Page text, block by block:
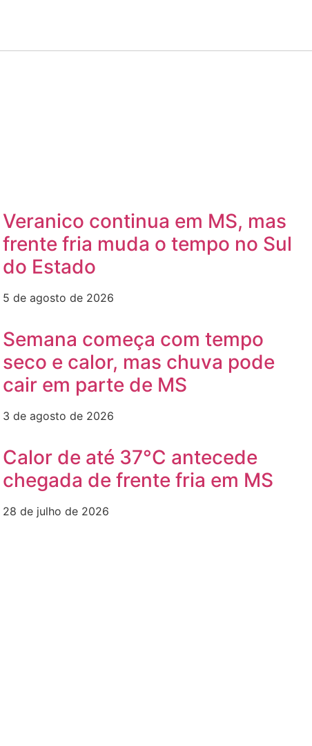
Veranico continua em MS, mas
frente fria muda o tempo no Sul
do Estado
5 de agosto de 2026
Semana começa com tempo
seco e calor, mas chuva pode
cair em parte de MS
3 de agosto de 2026
Calor de até 37°C antecede
chegada de frente fria em MS
28 de julho de 2026